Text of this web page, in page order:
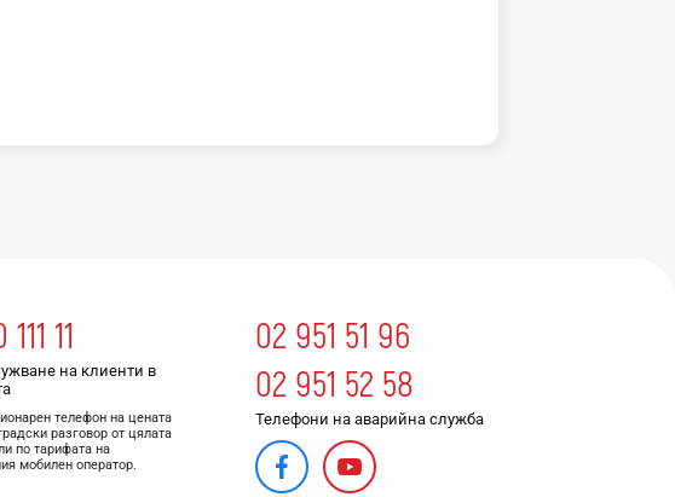
11
на клиенти в
телефон на цената
разговор от цялата
по тарифата на
мобилен оператор.
02 951 51 96
02 951 52 58
Телефони на аварийна служба